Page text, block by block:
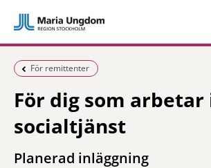
Föregående sida:
För remittenter
För dig som arbetar
socialtjänst
Planerad inläggning